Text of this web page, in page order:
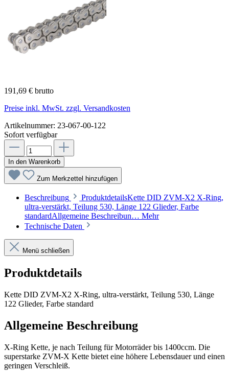
191,69 € brutto
Preise inkl. MwSt. zzgl. Versandkosten
Artikelnummer: 23-067-00-122
Sofort verfügbar
In den Warenkorb
Zum Merkzettel hinzufügen
Beschreibung
ProduktdetailsKette DID ZVM-X2 X-Ring,
ultra-verstärkt, Teilung 530, Länge 122 Glieder, Farbe
standardAllgemeine Beschreibun… Mehr
Technische Daten
Menü schließen
Produktdetails
Kette DID ZVM-X2 X-Ring, ultra-verstärkt, Teilung 530, Länge
122 Glieder, Farbe standard
Allgemeine Beschreibung
X-Ring Kette, je nach Teilung für Motorräder bis 1400ccm. Die
superstarke ZVM-X Kette bietet eine höhere Lebensdauer und einen
geringen Verschleiß.